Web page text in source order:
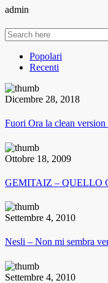
admin
Popolari
Recenti
Dicembre 28, 2018
Fuori Ora la clean
Ottobre 18, 2009
GEMITAIZ – QUELLO
Settembre 4, 2010
Nesli – Non mi sembra
Settembre 4, 2010